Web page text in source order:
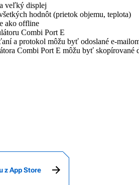
veľký displej
hodnôt (prietok objemu, teplota)
ako offline
Combi Port E
a protokol môžu byť odoslané e-
Combi Port E môžu byť skopírované
z App Store